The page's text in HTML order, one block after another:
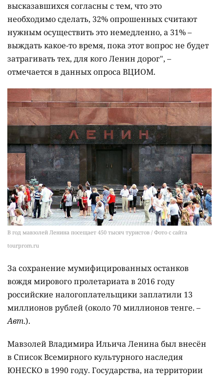
высказавшихся согласны с тем, что это
необходимо сделать, 32% опрошенных считают
нужным осуществить это немедленно, а 31% –
выждать какое-то время, пока этот вопрос не будет
затрагивать тех, для кого Ленин дорог", –
отмечается в данных опроса ВЦИОМ.
В год мавзолей Ленина посещает 450 тысяч туристов / Фото с сайта
tourprom.ru
За сохранение мумифицированных останков
вождя мирового пролетариата в 2016 году
российские налогоплательщики заплатили 13
миллионов рублей (около 70 миллионов тенге. –
Авт.).
Мавзолей Владимира Ильича Ленина был внесён
в Список Всемирного культурного наследия
ЮНЕСКО в 1990 году. Государства, на территории